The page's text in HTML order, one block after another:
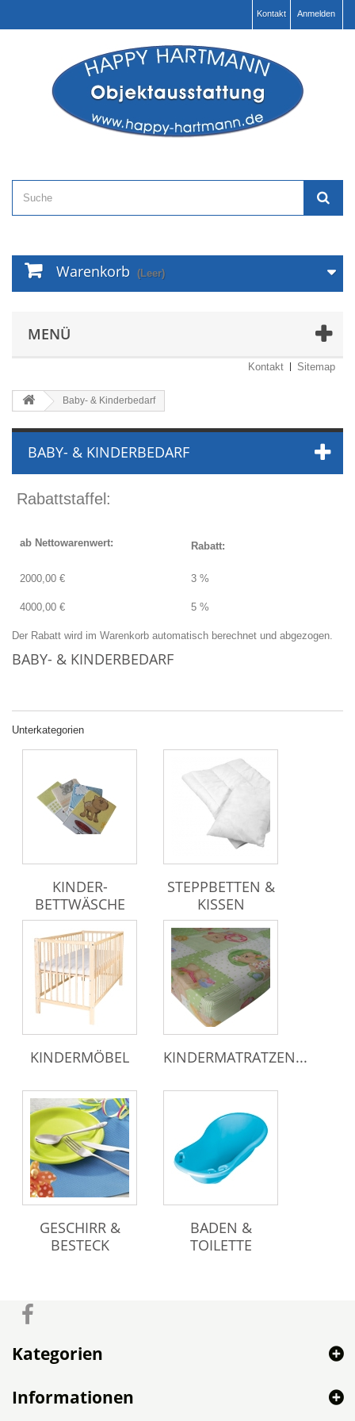
Anmelden
Kontakt
Warenkorb (Leer)
MENÜ
Kontakt Sitemap
Baby- & Kinderbedarf
BABY- & KINDERBEDARF
Rabattstaffel:
ab Nettowarenwert: Rabatt:
2000,00 € 3 %
4000,00 € 5 %
Der Rabatt wird im Warenkorb automatisch berechnet und abgezogen.
BABY- & KINDERBEDARF
Unterkategorien
KINDER-
BETTWÄSCHE
STEPPBETTEN &
KISSEN
KINDERMÖBEL KINDERMATRATZEN...
GESCHIRR &
BESTECK
BADEN &
TOILETTE
Kategorien
Informationen